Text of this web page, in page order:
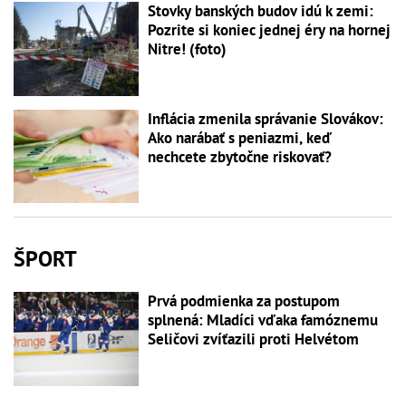
Stovky banských budov idú k zemi:
Pozrite si koniec jednej éry na hornej
Nitre! (foto)
Inflácia zmenila správanie Slovákov:
Ako narábať s peniazmi, keď
nechcete zbytočne riskovať?
ŠPORT
Prvá podmienka za postupom
splnená: Mladíci vďaka famóznemu
Seličovi zvíťazili proti Helvétom